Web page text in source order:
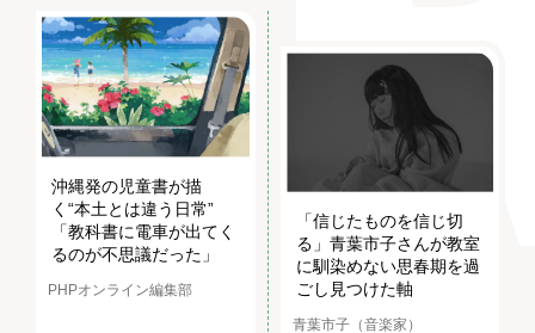
沖縄発の児童書が描
く“本土とは違う日常”
「教科書に電車が出てく
るのが不思議だった」
PHPオンライン編集部
「信じたものを信じ切
る」青葉市子さんが教室
に馴染めない思春期を過
ごし見つけた軸
青葉市子（音楽家）